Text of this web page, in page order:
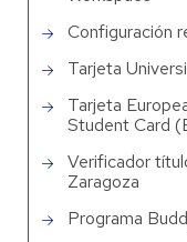
Configuración
Tarjeta
Tarjeta
Student Card
Verificador
Zaragoza
Programa